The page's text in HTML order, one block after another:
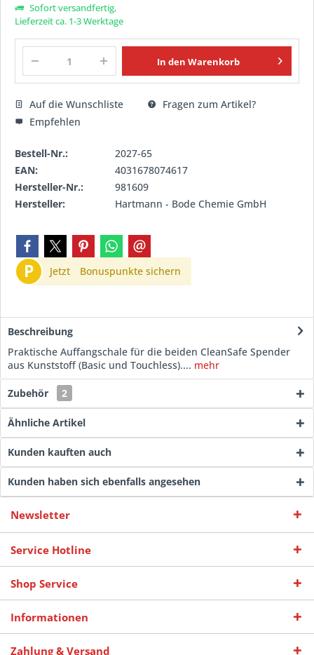
Sofort versandfertig,
Lieferzeit ca. 1-3 Werktage
In den Warenkorb
Auf die Wunschliste
Fragen zum Artikel?
Empfehlen
Bestell-Nr.:
2027-65
EAN:
4031678074617
Hersteller-Nr.:
981609
Hersteller:
Hartmann - Bode Chemie GmbH
P Jetzt Bonuspunkte sichern
Beschreibung
Praktische Auffangschale für die beiden CleanSafe Spender
aus Kunststoff (Basic und Touchless).... mehr
Zubehör 2
Ähnliche Artikel
Kunden kauften auch
Kunden haben sich ebenfalls angesehen
Newsletter
Service Hotline
Shop Service
Informationen
Zahlung & Versand